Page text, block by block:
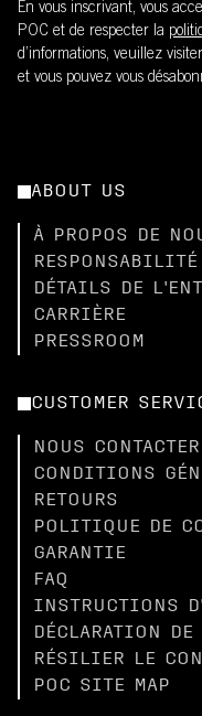
En vous inscrivant, vous
POC et de respecter la
d’informations, veuillez visiter
et vous pouvez vous
ABOUT US
À PROPOS DE
RESPONSABILITÉ
DÉTAILS DE
CARRIÈRE
PRESSROOM
CUSTOMER
NOUS CONTACTER
CONDITIONS
RETOURS
POLITIQUE DE
GARANTIE
FAQ
INSTRUCTIONS
DÉCLARATION DE
RÉSILIER LE
POC SITE MAP